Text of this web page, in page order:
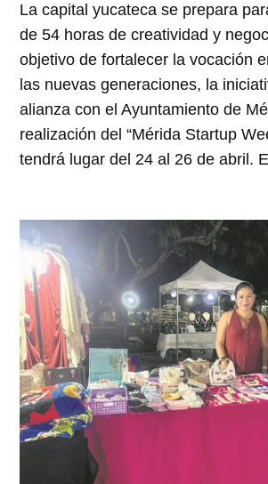
La capital yucateca se prepara
de 54 horas de creatividad y
objetivo de fortalecer la vocación
las nuevas generaciones, la
alianza con el Ayuntamiento de
realización del “Mérida Startup
tendrá lugar del 24 al 26 de abril.